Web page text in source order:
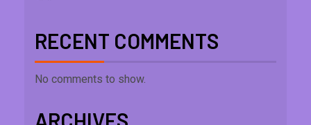
RECENT COMMENTS
No comments to show.